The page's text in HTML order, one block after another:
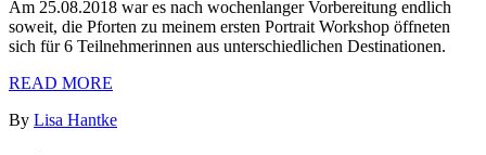
Am 25.08.2018 war es nach wochenlanger Vorbereitung endlich
soweit, die Pforten zu meinem ersten Portrait Workshop öffneten
sich für 6 Teilnehmerinnen aus unterschiedlichen Destinationen.
READ MORE
By Lisa Hantke